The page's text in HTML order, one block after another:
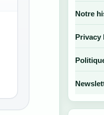
Notre
Privacy